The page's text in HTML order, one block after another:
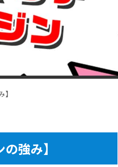
強み】